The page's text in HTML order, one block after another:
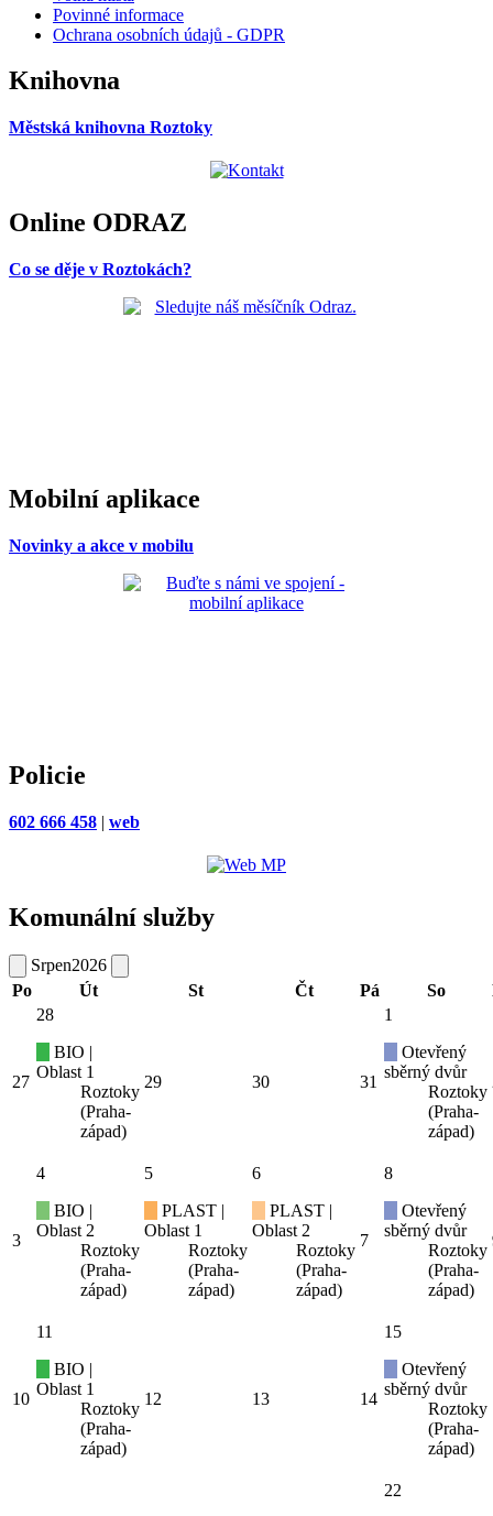
Povinné informace
Ochrana osobních údajů - GDPR
Knihovna
Městská knihovna Roztoky
Online ODRAZ
Co se děje v Roztokách?
Mobilní aplikace
Novinky a akce v mobilu
Policie
602 666 458 | web
Komunální služby
Srpen2026
Po
Út St Čt Pá So
27
28
BIO |
Oblast 1
Roztoky
(Praha-
západ)
29 30 31
1
Otevřený
sběrný dvůr
Roztoky
(Praha-
západ)
3
4
BIO |
Oblast 2
Roztoky
(Praha-
západ)
5
PLAST |
Oblast 1
Roztoky
(Praha-
západ)
6
PLAST |
Oblast 2
Roztoky
(Praha-
západ)
7
8
Otevřený
sběrný dvůr
Roztoky
(Praha-
západ)
10
11
BIO |
Oblast 1
Roztoky
(Praha-
západ)
12 13 14
15
Otevřený
sběrný dvůr
Roztoky
(Praha-
západ)
22